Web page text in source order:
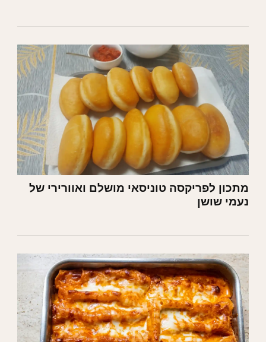
מתכון לפריקסה טוניסאי מושלם ואוורירי של
נעמי שושן